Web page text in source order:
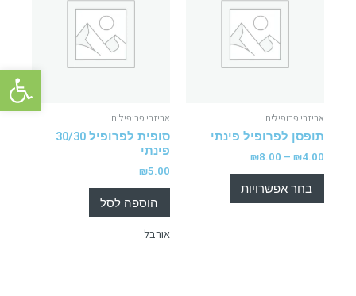
פתח
אביזרי פרופילים
תופסן לפרופיל פינתי
₪4.00
–
₪8.00
בחר אפשרויות
אביזרי פרופילים
סופית לפרופיל 30/30
פינתי
₪5.00
הוספה לסל
אורבל